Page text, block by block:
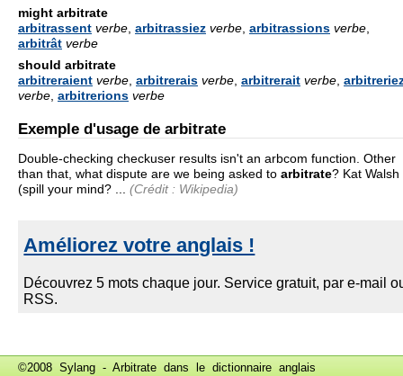
might arbitrate
arbitrassent verbe arbitrassiez verbe arbitrassions verbe
arbitrât verbe
should arbitrate
arbitreraient verbe arbitrerais verbe arbitrerait verbe
verbe arbitrerions verbe
Exemple d'usage de arbitrate
Double-checking checkuser results isn't an arbcom function. Other
than that, what dispute are we being asked to arbitrate? Kat Walsh
(spill your mind? ...
(Crédit : Wikipedia)
©2008 Sylang - Arbitrate dans le dictionnaire anglais